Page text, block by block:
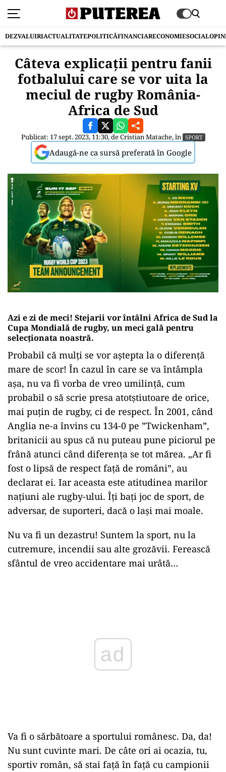
DEZVALUIRIACTUALITATEPOLITICĂFINANCIARECONOMIESOCIAL
Câteva explicații pentru fanii
fotbalului care se vor uita la
meciul de rugby România-
Africa de Sud
Publicat: 17 sept. 2023, 11:30, deCristian Matache, în SPORT
Adaugă-ne ca sursă preferată în Google
Azi e zi de meci! Stejarii vor întâlni Africa de Sud la
Cupa Mondială de rugby, un meci gală pentru
selecționata noastră.
Probabil că mulți se vor aștepta la o diferență
mare de scor! În cazul în care se va întâmpla
așa, nu va fi vorba de vreo umilință, cum
probabil o să scrie presa atotștiutoare de orice,
mai puțin de rugby, ci de respect. În 2001, când
Anglia ne-a învins cu 134-0 pe ”Twickenham”,
britanicii au spus că nu puteau pune piciorul pe
frână atunci când diferenţa se tot mărea. „Ar fi
fost o lipsă de respect faţă de români”, au
declarat ei. Iar aceasta este atitudinea marilor
națiuni ale rugby-ului. Îți bați joc de sport, de
adversar, de suporteri, dacă o lași mai moale.
Nu va fi un dezastru! Suntem la sport, nu la
cutremure, incendii sau alte grozăvii. Ferească
sfântul de vreo accidentare mai urâtă…
Va fi o sărbătoare a sportului românesc. Da, da!
Nu sunt cuvinte mari. De câte ori ai ocazia, tu,
sportiv român, să stai față în față cu campionii